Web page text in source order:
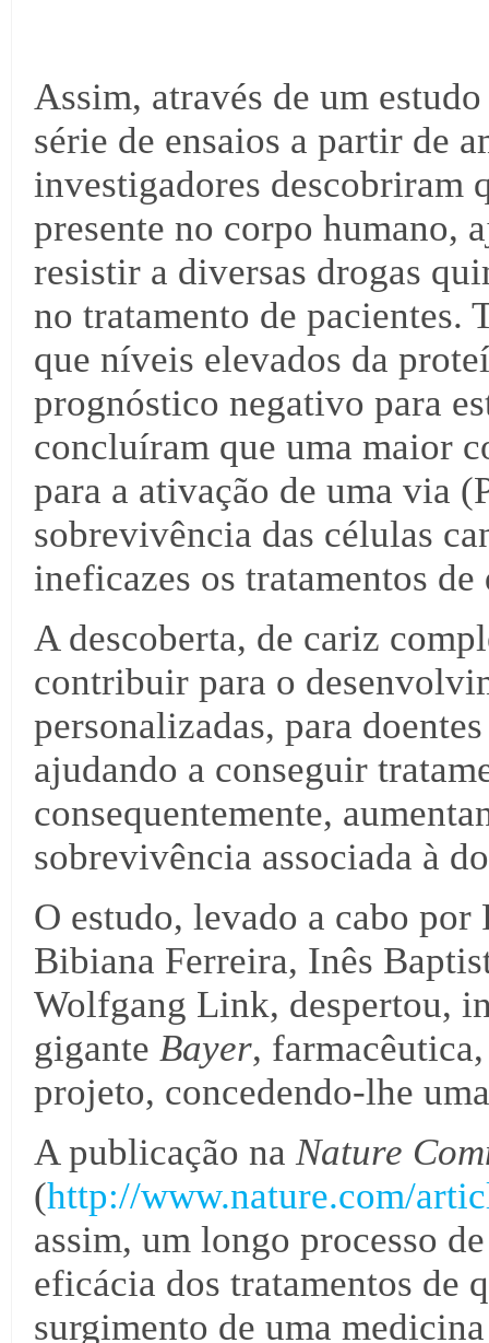
Assim, através de um
série de ensaios a partir de
investigadores descobriram
presente no corpo humano,
resistir a diversas drogas
no tratamento de pacientes.
que níveis elevados da
prognóstico negativo para
concluíram que uma maior
para a ativação de uma via
sobrevivência das células
ineficazes os tratamentos
A descoberta, de cariz
contribuir para o
personalizadas, para
ajudando a conseguir
consequentemente,
sobrevivência associada à
O estudo, levado a cabo
Bibiana Ferreira, Inês
Wolfgang Link, despertou,
gigante Bayer,
projeto, concedendo-lhe
A publicação naNature
(http://www.nature.com/
assim, um longo processo
eficácia dos tratamentos de
surgimento de uma